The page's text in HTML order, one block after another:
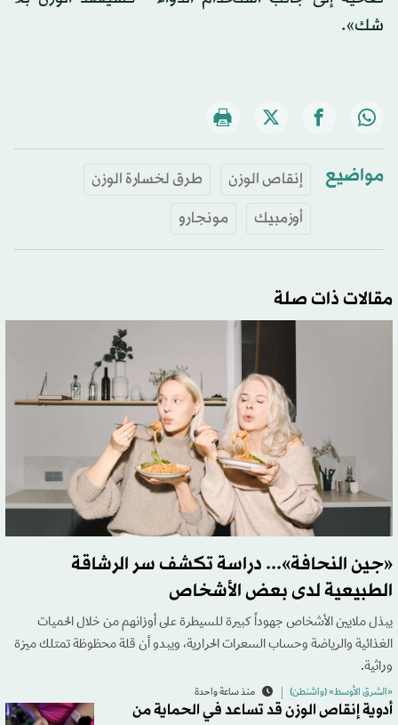
شك».
مواضيع إنقاص الوزن
طرق لخسارة الوزن
أوزمبيك
مونجارو
مقالات ذات صلة
«جين النحافة»... دراسة تكشف سر الرشاقة
الطبيعية لدى بعض الأشخاص
يبذل ملايين الأشخاص جهوداً كبيرة للسيطرة على أوزانهم من خلال الحميات
الغذائية والرياضة وحساب السعرات الحرارية، ويبدو أن قلة محظوظة تمتلك ميزة
وراثية.
«الشرق الأوسط» (واشنطن) منذ ساعة واحدة
أدوية إنقاص الوزن قد تساعد في الحماية من